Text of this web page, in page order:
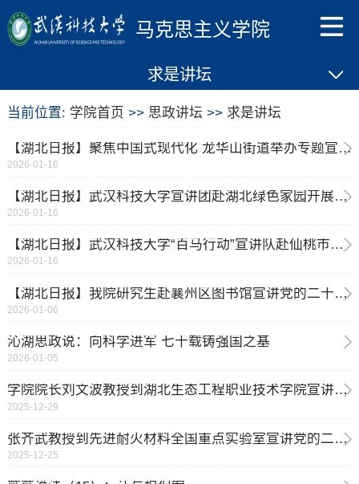
马克思主义学院
求是讲坛
当前位置: 学院首页 >> 思政讲坛 >> 求是讲坛
【湖北日报】聚焦中国式现代化 龙华山街道举办专题宣讲 武汉科技大学刘勇教授受邀主讲
2026-01-16
【湖北日报】武汉科技大学宣讲团赴湖北绿色家园开展党的二十届四中全会精神专题宣讲
2026-01-16
【湖北日报】武汉科技大学“百马行动”宣讲队赴仙桃市宣讲党的二十届四中全会精神
2026-01-16
【湖北日报】我院研究生赴襄州区图书馆宣讲党的二十届四中全会精神
2026-01-06
沁湖思政说：向科学进军 七十载铸强国之基
2026-01-05
学院院长刘文波教授到湖北生态工程职业技术学院宣讲党的二十届四中全会精神
2025-12-29
张齐武教授到先进耐火材料全国重点实验室宣讲党的二十届四中全会精神
2025-12-25